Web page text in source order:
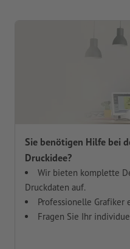
Sie benötigen Hilfe bei
Druckidee?
Wir bieten komplette
Druckdaten auf.
Professionelle Grafiker
Fragen Sie Ihr